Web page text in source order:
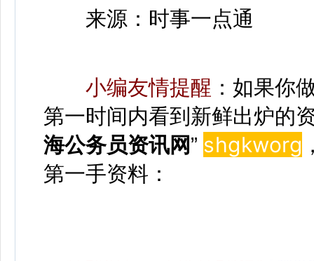
来源：时事一点通
小编友情提醒 ：如果你
第一时间内看到新鲜出炉的
海公务员资讯网” shgkworg
第一手资料：